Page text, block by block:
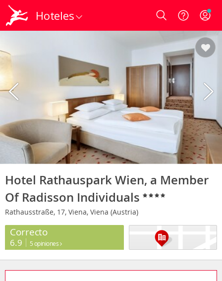
Hoteles Login
Hotel Rathauspark Wien, a Member
Of Radisson Individuals
Rathausstraße, 17, Viena, Viena (Austria)
Correcto
6.9 5 opiniones